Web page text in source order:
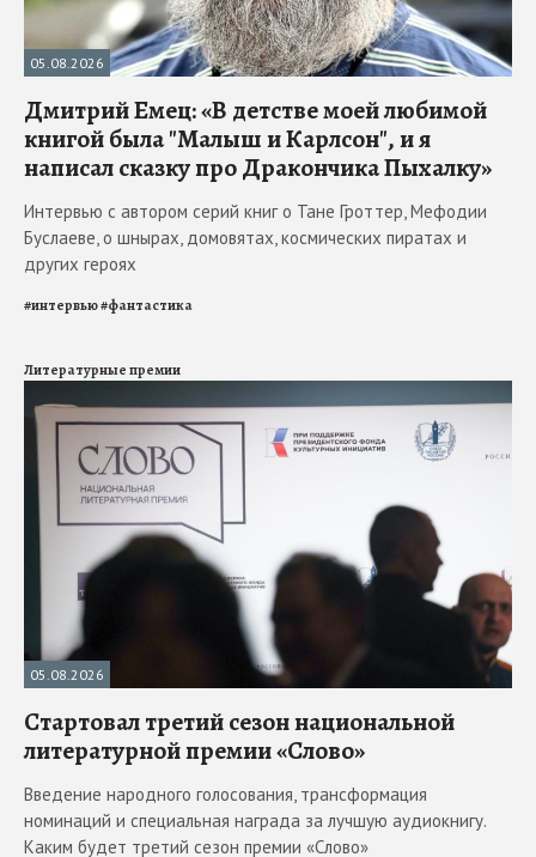
05.08.2026
Дмитрий Емец: «В детстве моей любимой
книгой была "Малыш и Карлсон", и я
написал сказку про Дракончика Пыхалку»
Интервью с автором серий книг о Тане Гроттер, Мефодии
Буслаеве, о шнырах, домовятах, космических пиратах и
других героях
#интервью#фантастика
Литературные премии
05.08.2026
Стартовал третий сезон национальной
литературной премии «Слово»
Введение народного голосования, трансформация
номинаций и специальная награда за лучшую аудиокнигу.
Каким будет третий сезон премии «Слово»